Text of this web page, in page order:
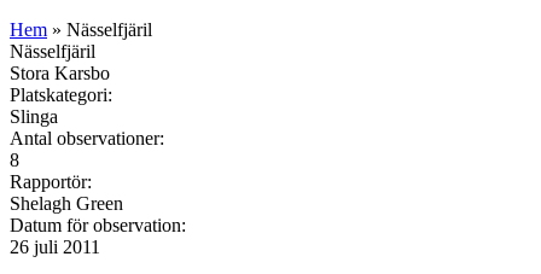
Hem » Nässelfjäril
Nässelfjäril
Stora Karsbo
Platskategori:
Slinga
Antal observationer:
8
Rapportör:
Shelagh Green
Datum för observation:
26 juli 2011